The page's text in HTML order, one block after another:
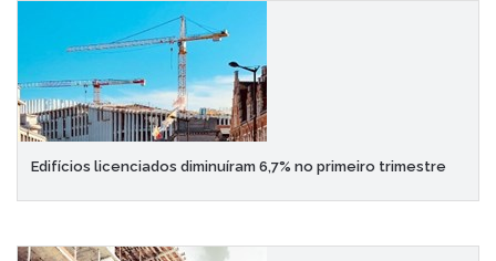
Edifícios licenciados diminuíram 6,7% no primeiro trimestre